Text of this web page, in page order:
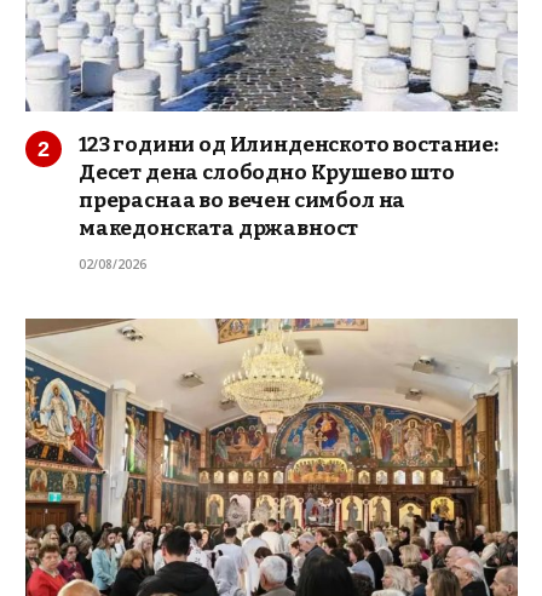
123 години од Илинденското востание:
Десет дена слободно Крушево што
прераснаа во вечен симбол на
македонската државност
02/08/2026